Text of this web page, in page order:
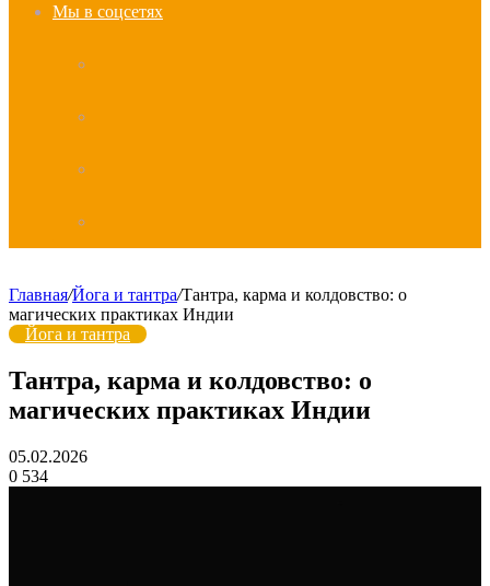
статья
Мы в соцсетях
Главная/Йога и тантра/Тантра, карма и колдовство: о
магических практиках Индии
Йога и тантра
Тантра, карма и колдовство: о
магических практиках Индии
05.02.2026
0 534